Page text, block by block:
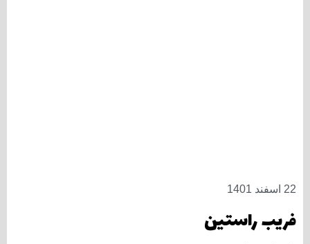
22 اسفند 1401
فریب راستین